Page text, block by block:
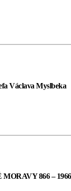
Václava Myslbeka
866 – 1966